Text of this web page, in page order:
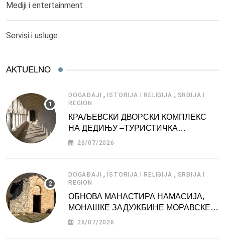
Mediji i entertainment
Servisi i usluge
AKTUELNO
DOGAĐAJI , ISTORIJA I RELIGIJA , SRBIJA I
REGION
КРАЉЕВСКИ ДВОРСКИ КОМПЛЕКС
НА ДЕДИЊУ –ТУРИСТИЧКА
АТРАКЦИЈА
26/07/2026
DOGAĐAJI , ISTORIJA I RELIGIJA , SRBIJA I
REGION
ОБНОВА МАНАСТИРА НАМАСИЈА,
МОНАШКЕ ЗАДУЖБИНЕ МОРАВСКЕ
СРБИЈЕ
26/07/2026